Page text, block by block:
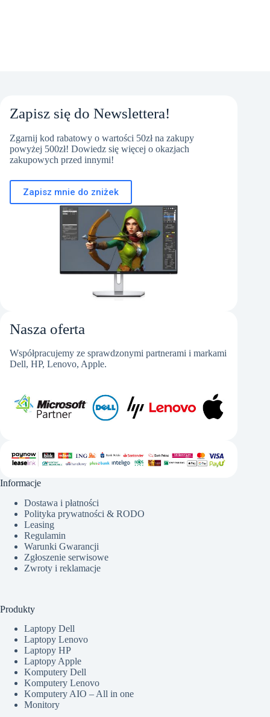
Zapisz się do Newslettera!
Zgarnij kod rabatowy o wartości 50zł na zakupy
powyżej 500zł! Dowiedz się więcej o okazjach
zakupowych przed innymi!
Zapisz mnie do zniżek
Nasza oferta
Współpracujemy ze sprawdzonymi partnerami i markami
Dell, HP, Lenovo, Apple.
Informacje
Dostawa i płatności
Polityka prywatności & RODO
Leasing
Regulamin
Warunki Gwarancji
Zgłoszenie serwisowe
Zwroty i reklamacje
Produkty
Laptopy Dell
Laptopy Lenovo
Laptopy HP
Laptopy Apple
Komputery Dell
Komputery Lenovo
Komputery AIO – All in one
Monitory